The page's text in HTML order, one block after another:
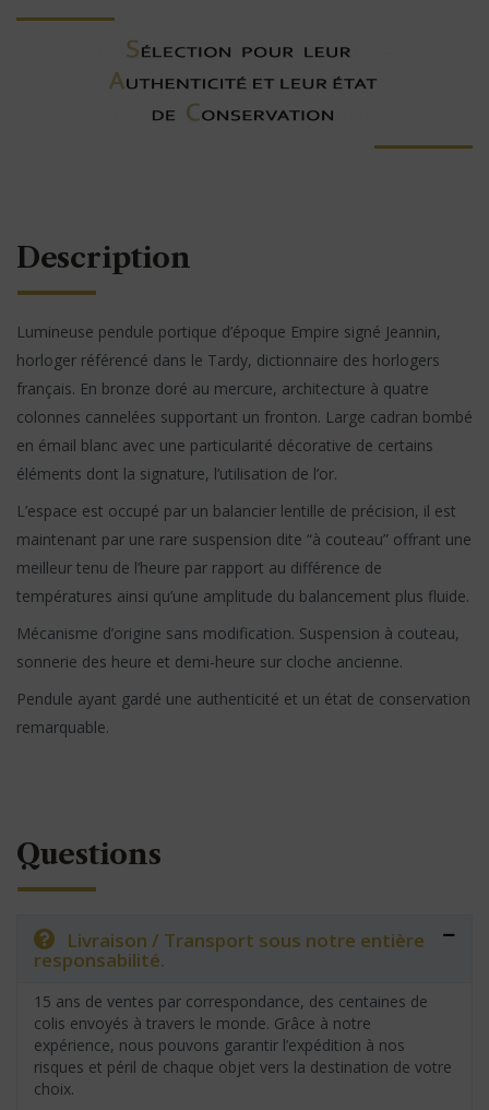
Description
Lumineuse pendule portique d’époque Empire signé Jeannin,
horloger référencé dans le Tardy, dictionnaire des horlogers
français. En bronze doré au mercure, architecture à quatre
colonnes cannelées supportant un fronton. Large cadran bombé
en émail blanc avec une particularité décorative de certains
éléments dont la signature, l’utilisation de l’or.
L’espace est occupé par un balancier lentille de précision, il est
maintenant par une rare suspension dite “à couteau” offrant une
meilleur tenu de l’heure par rapport au différence de
températures ainsi qu’une amplitude du balancement plus fluide.
Mécanisme d’origine sans modification. Suspension à couteau,
sonnerie des heure et demi-heure sur cloche ancienne.
Pendule ayant gardé une authenticité et un état de conservation
remarquable.
Questions
Livraison / Transport sous notre entière
responsabilité.
15 ans de ventes par correspondance, des centaines de
colis envoyés à travers le monde. Grâce à notre
expérience, nous pouvons garantir l’expédition à nos
risques et péril de chaque objet vers la destination de votre
choix.